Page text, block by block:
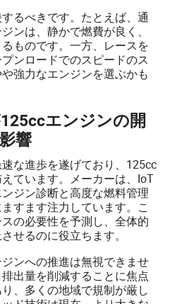
るべきです。たとえば、通
ンは、静かで燃費が良く、
ものです。一方、レースを
ンロードでのスピードのス
強力なエンジンを選ぶかも
エンジンの開
響
な進歩を遂げており、125cc
ています。メーカーは、IoT
ジン診断と高度な燃料管理
すます注力しています。こ
の必要性を予測し、全体的
せるのに役立ちます。
ンへの推進は無視できませ
出量を削減することに焦点
、多くの地域で規制が厳し